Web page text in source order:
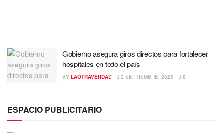
Gobierno asegura giros directos para fortalecer
hospitales en todo el país
BY LAOTRAVERDAD 2 SEPTIEMBRE, 2025 0
ESPACIO PUBLICITARIO